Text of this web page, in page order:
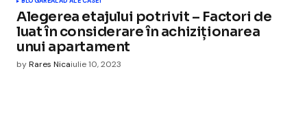
Alegerea etajului potrivit – Factori de
luat în considerare în achiziționarea
unui apartament
byRares Nicaiulie 10, 2023